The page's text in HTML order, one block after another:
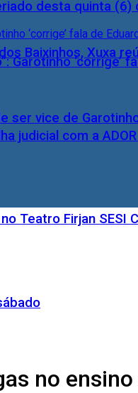
Baixinhos, Xuxa
judicial com a
Teatro Firjan SESI
desta quinta (6)
Garotinho ‘corrige’
ser vice de
no